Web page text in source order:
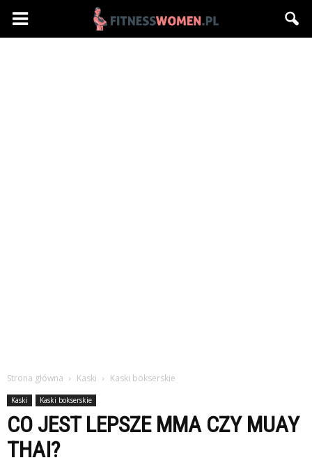
Fitnesswomen.pl
Strona główna Kaski Kaski bokserskie
Kaski Kaski bokserskie
CO JEST LEPSZE MMA CZY MUAY
THAI?